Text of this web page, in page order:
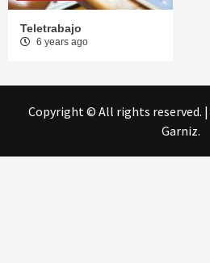
Teletrabajo
6 years ago
Copyright © All rights reserved. |
Garniz.